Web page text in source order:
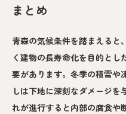
まとめ
青森の気候条件を踏まえると
く建物の長寿命化を目的と
要があります。冬季の積雪や
しは下地に深刻なダメージ
れが進行すると内部の腐食や